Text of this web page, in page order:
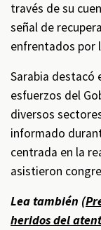
través de su
señal de
enfrentados por
Sarabia destacó
esfuerzos del
diversos
informado
centrada en la
asistieron
Lea también (
heridos del